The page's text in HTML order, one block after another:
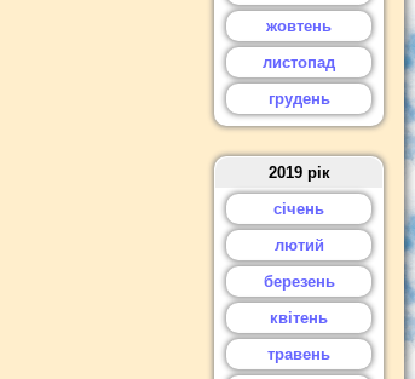
жовтень
листопад
грудень
2019 рік
січень
лютий
березень
квітень
травень